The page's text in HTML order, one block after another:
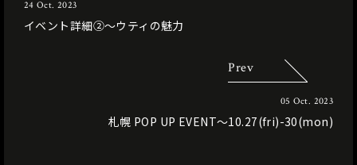
24 Oct. 2023
イベント詳細②〜ウティの魅力
Prev
05 Oct. 2023
札幌 POP UP EVENT〜10.27(fri)-30(mon)